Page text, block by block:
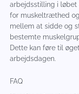
arbejdsstilling i løbet
for muskeltræthed
mellem at sidde og
bestemte
Dette kan føre til
arbejdsdagen.
FAQ